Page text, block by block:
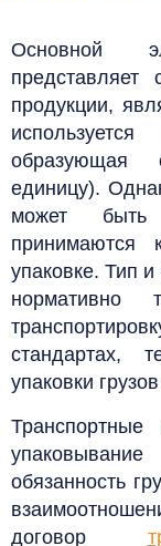
Основной
продукции,
используется
образующая
единицу).
может быть
принимаются
упаковке. Тип и
нормативно
стандартах,
упаковки
обязанность
договор